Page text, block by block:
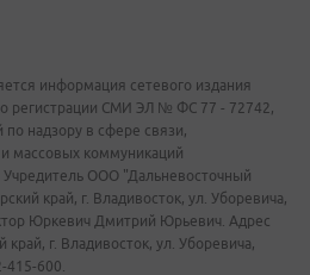
информация сетевого издания
о регистрации СМИ ЭЛ № ФС 77 - 72742,
надзору в сфере связи,
массовых коммуникаций
Учредитель ООО "Дальневосточный
край, г. Владивосток, ул. Уборевича,
Юркевич Дмитрий Юрьевич. Адрес
г. Владивосток, ул. Уборевича,
415-600.